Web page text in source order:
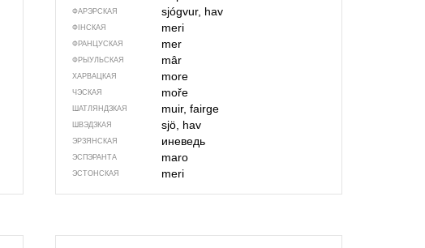
ФАРЭРСКАЯ sjógvur, hav
ФІНСКАЯ meri
ФРАНЦУСКАЯ mer
ФРЫУЛЬСКАЯ mâr
ХАРВАЦКАЯ more
ЧЭСКАЯ moře
ШАТЛЯНДЗКАЯ muir, fairge
ШВЭДЗКАЯ sjö, hav
ЭРЗЯНСКАЯ иневедь
ЭСПЭРАНТА maro
ЭСТОНСКАЯ meri